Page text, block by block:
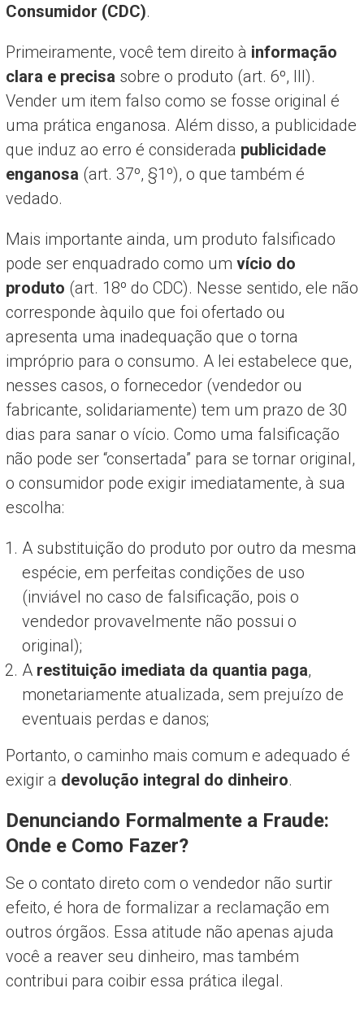
Consumidor (CDC).
Primeiramente, você tem direito à informação
clara e precisa sobre o produto (art. 6º, III).
Vender um item falso como se fosse original é
uma prática enganosa. Além disso, a publicidade
que induz ao erro é considerada publicidade
enganosa (art. 37º, §1º), o que também é
vedado.
Mais importante ainda, um produto falsificado
pode ser enquadrado como um vício do
produto (art. 18º do CDC). Nesse sentido, ele não
corresponde àquilo que foi ofertado ou
apresenta uma inadequação que o torna
impróprio para o consumo. A lei estabelece que,
nesses casos, o fornecedor (vendedor ou
fabricante, solidariamente) tem um prazo de 30
dias para sanar o vício. Como uma falsificação
não pode ser “consertada” para se tornar original,
o consumidor pode exigir imediatamente, à sua
escolha:
A substituição do produto por outro da mesma
espécie, em perfeitas condições de uso
(inviável no caso de falsificação, pois o
vendedor provavelmente não possui o
original);
A restituição imediata da quantia paga,
monetariamente atualizada, sem prejuízo de
eventuais perdas e danos;
Portanto, o caminho mais comum e adequado é
exigir a devolução integral do dinheiro.
Denunciando Formalmente a Fraude:
Onde e Como Fazer?
Se o contato direto com o vendedor não surtir
efeito, é hora de formalizar a reclamação em
outros órgãos. Essa atitude não apenas ajuda
você a reaver seu dinheiro, mas também
contribui para coibir essa prática ilegal.